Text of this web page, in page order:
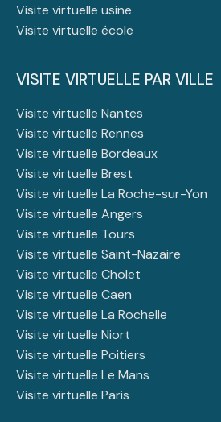
Visite virtuelle usine
Visite virtuelle école
VISITE VIRTUELLE PAR VILLE
Visite virtuelle Nantes
Visite virtuelle Rennes
Visite virtuelle Bordeaux
Visite virtuelle Brest
Visite virtuelle La Roche-sur-Yon
Visite virtuelle Angers
Visite virtuelle Tours
Visite virtuelle Saint-Nazaire
Visite virtuelle Cholet
Visite virtuelle Caen
Visite virtuelle La Rochelle
Visite virtuelle Niort
Visite virtuelle Poitiers
Visite virtuelle Le Mans
Visite virtuelle Paris